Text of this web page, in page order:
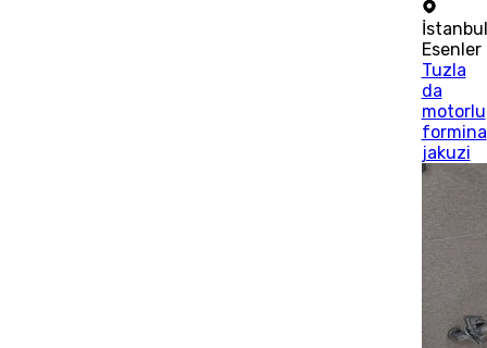
İstanbul
Esenler
Tuzla
da
motorlu
formina
jakuzi